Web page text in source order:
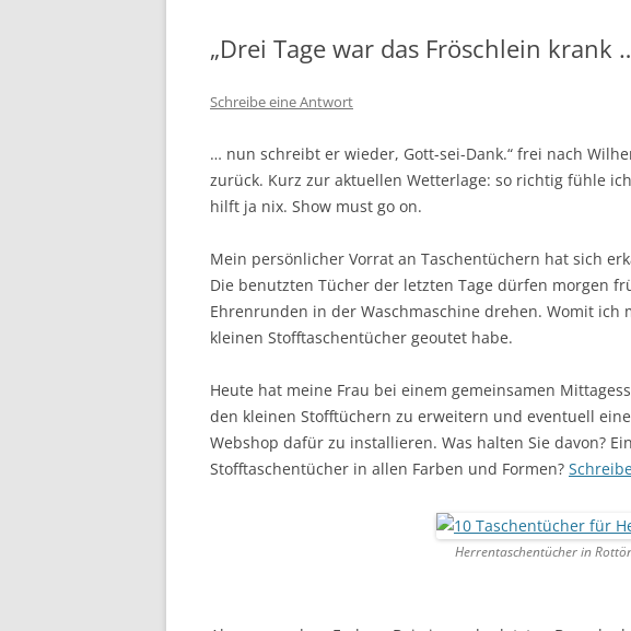
„Drei Tage war das Fröschlein krank
Schreibe eine Antwort
… nun schreibt er wieder, Gott-sei-Dank.“ frei nach
zurück. Kurz zur aktuellen Wetterlage: so richtig fühle
hilft ja nix. Show must go on.
Mein persönlicher Vorrat an Taschentüchern hat sich
Die benutzten Tücher der letzten Tage dürfen morgen
Ehrenrunden in der Waschmaschine drehen. Womit ich
kleinen Stofftaschentücher geoutet habe.
Heute hat meine Frau bei einem gemeinsamen
den kleinen Stofftüchern zu erweitern und eventuell
Webshop dafür zu installieren. Was halten Sie davon?
Stofftaschentücher in allen Farben und Formen?
Herrentaschentücher in